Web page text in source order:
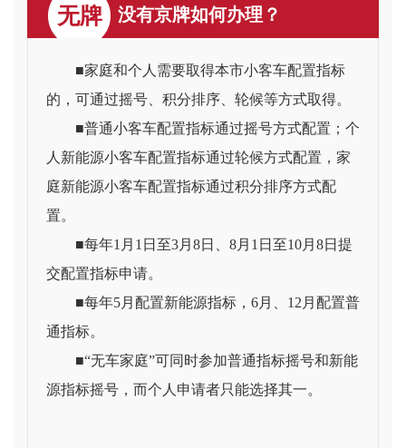
无牌 没有京牌如何办理？
■家庭和个人需要取得本市小客车配置指标
的，可通过摇号、积分排序、轮候等方式取得。
■普通小客车配置指标通过摇号方式配置；个
人新能源小客车配置指标通过轮候方式配置，家
庭新能源小客车配置指标通过积分排序方式配
置。
■每年1月1日至3月8日、8月1日至10月8日提
交配置指标申请。
■每年5月配置新能源指标，6月、12月配置普
通指标。
■“无车家庭”可同时参加普通指标摇号和新能
源指标摇号，而个人申请者只能选择其一。